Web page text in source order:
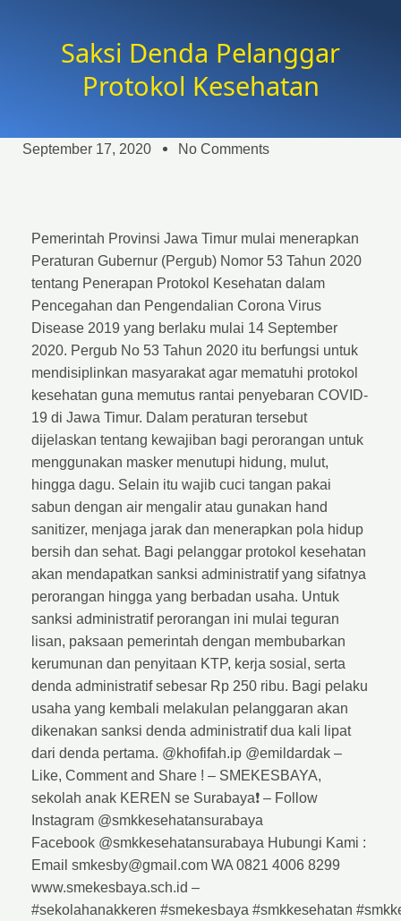
Saksi Denda Pelanggar
Protokol Kesehatan
September 17, 2020 No Comments
Pemerintah Provinsi Jawa Timur mulai menerapkan
Peraturan Gubernur (Pergub) Nomor 53 Tahun 2020
tentang Penerapan Protokol Kesehatan dalam
Pencegahan dan Pengendalian Corona Virus
Disease 2019 yang berlaku mulai 14 September
2020. Pergub No 53 Tahun 2020 itu berfungsi untuk
mendisiplinkan masyarakat agar mematuhi protokol
kesehatan guna memutus rantai penyebaran COVID-
19 di Jawa Timur. Dalam peraturan tersebut
dijelaskan tentang kewajiban bagi perorangan untuk
menggunakan masker menutupi hidung, mulut,
hingga dagu. Selain itu wajib cuci tangan pakai
sabun dengan air mengalir atau gunakan hand
sanitizer, menjaga jarak dan menerapkan pola hidup
bersih dan sehat. Bagi pelanggar protokol kesehatan
akan mendapatkan sanksi administratif yang sifatnya
perorangan hingga yang berbadan usaha. Untuk
sanksi administratif perorangan ini mulai teguran
lisan, paksaan pemerintah dengan membubarkan
kerumunan dan penyitaan KTP, kerja sosial, serta
denda administratif sebesar Rp 250 ribu. Bagi pelaku
usaha yang kembali melakulan pelanggaran akan
dikenakan sanksi denda administratif dua kali lipat
dari denda pertama. @khofifah.ip @emildardak –
Like, Comment and Share ! – SMEKESBAYA,
sekolah anak KEREN se Surabaya❗ – Follow
Instagram @smkkesehatansurabaya
Facebook @smkkesehatansurabaya Hubungi Kami :
Email smkesby@gmail.com WA 0821 4006 8299
www.smekesbaya.sch.id –
#sekolahanakkeren #smekesbaya #smkkesehatan